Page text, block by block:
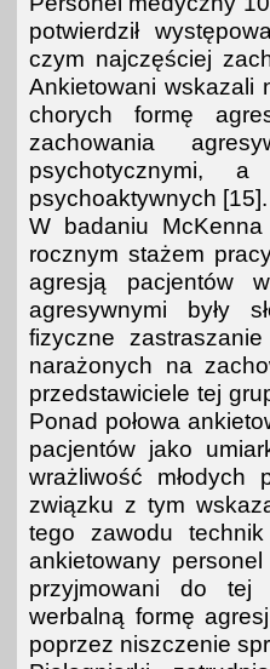
potwierdził
czym najczęściej
Ankietowani wskazali
chorych formę
zachowania
psychotycznymi,
psychoaktywnych [15].
W badaniu
rocznym stażem
agresją pacjentów
agresywnymi były
fizyczne
narażonych na
przedstawiciele tej
Ponad połowa
pacjentów jako
wrażliwość
związku z tym
tego zawodu
ankietowany
przyjmowani do tej
werbalną formę
poprzez niszczenie